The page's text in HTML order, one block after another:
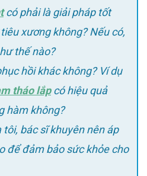
có phải là giải pháp tốt
xương không? Nếu có,
thế nào?
hồi khác không? Ví dụ
tháo lắpcó hiệu quả
hàm không?
bác sĩ khuyên nên áp
để đảm bảo sức khỏe cho